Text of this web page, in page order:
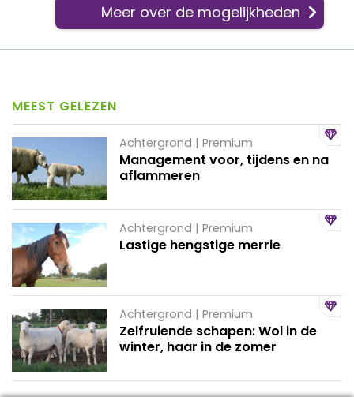
Meer over de mogelijkheden
MEEST GELEZEN
Achtergrond | Premium
Management voor, tijdens en na
aflammeren
Achtergrond | Premium
Lastige hengstige merrie
Achtergrond | Premium
Zelfruiende schapen: Wol in de
winter, haar in de zomer